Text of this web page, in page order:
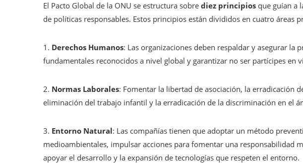
El Pacto Global de la ONU se estructura sobre diez principios que guían a
de políticas responsables. Estos principios están divididos en cuatro áreas
1. Derechos Humanos: Las organizaciones deben respaldar y asegurar la
fundamentales reconocidos a nivel global y garantizar no ser partícipes en
2. Normas Laborales: Fomentar la libertad de asociación, la erradicación
eliminación del trabajo infantil y la erradicación de la discriminación en el
3. Entorno Natural: Las compañías tienen que adoptar un método
medioambientales, impulsar acciones para fomentar una responsabilidad
apoyar el desarrollo y la expansión de tecnologías que respeten el entorno.